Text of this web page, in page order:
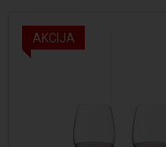
AKCIJA